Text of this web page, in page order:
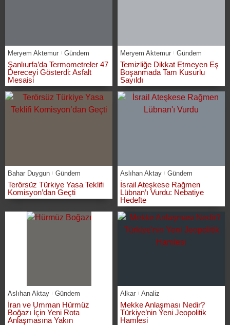
Meryem Aktemur Gündem
Şanlıurfa’da Termometreler 47
Dereceyi Gösterdi: Asfalt
Mesaisi
Meryem Aktemur Gündem
Temizliğe Dikkat Etmeyen Eş
Boşanmada Tam Kusurlu
Sayıldı
Bahar Duygun Gündem
Terörsüz Türkiye Yasa Teklifi
Komisyon’dan Geçti
Aslıhan Aktay Gündem
İsrail Ateşkese Rağmen
Lübnan’ı Vurdu: Nebatiye
Hedefte
Aslıhan Aktay Gündem
İran ve Umman Hürmüz
Boğazı İçin Yeni Rota
Anlaşmasına Yakın
Alkar Analiz
Mekke Anlaşması Nedir?
Türkiye’nin Yeni Jeopolitik
Hamlesi